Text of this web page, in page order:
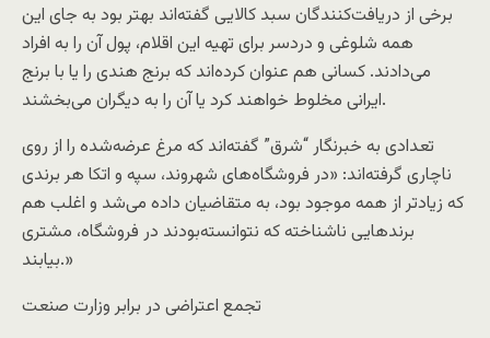
برخی از دریافت‌کنندگان سبد کالایی گفته‌اند بهتر بود به جای این
همه شلوغی و دردسر برای تهیه این اقلام، پول آن را به افراد
می‌دادند. کسانی هم عنوان کرده‌اند که برنج هندی را یا با برنج
ایرانی مخلوط خواهند کرد یا آن را به دیگران می‌بخشند.
تعدادی به خبرنگار “شرق” گفته‌اند که مرغ عرضه‌شده را از روی
ناچاری گرفته‌اند: «در فروشگاه‌های شهروند، سپه و اتکا هر برندی
که زیادتر از همه موجود بود، به متقاضیان داده می‌شد و اغلب هم
برندهایی ناشناخته که نتوانسته‌بودند در فروشگاه، مشتری
بیابند.»
تجمع اعتراضی در برابر وزارت صنعت